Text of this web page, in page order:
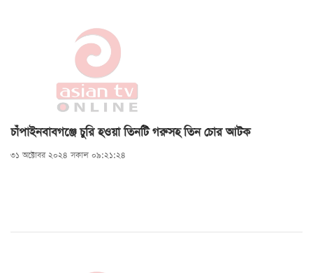
চাঁপাইনবাবগঞ্জে চুরি হওয়া তিনটি গরুসহ তিন চোর আটক
৩১ অক্টোবর ২০২৪ সকাল ০৯:২১:২৪